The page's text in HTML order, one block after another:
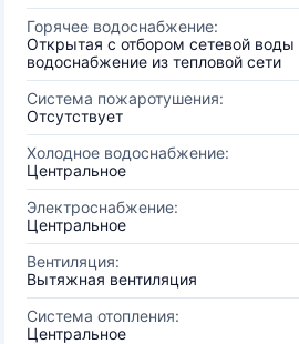
Горячее водоснабжение:
Открытая с отбором сетевой воды
водоснабжение из тепловой сети
Система пожаротушения:
Отсутствует
Холодное водоснабжение:
Центральное
Электроснабжение:
Центральное
Вентиляция:
Вытяжная вентиляция
Система отопления:
Центральное